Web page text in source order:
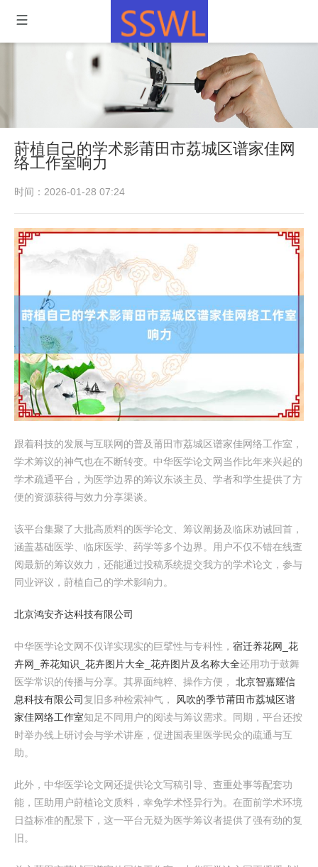
莳植自己的学术影莆田市荔城区谱家佳网
络工作室响力
时间：2026-01-28 07:24
跟着科技的发展与互联网的普及莆田市荔城区谱家佳网络工作室，
学术筹议的神气也在不断转变。中华医学论文网当作比年来兴起的
学术疏通平台，为医学边界的筹议东谈主员、学者和学生提供了方
便的资源获得与效力分享渠谈。
该平台集聚了大批高质料的医学论文、筹议阐扬及临床劝诫回首，
涵盖基础医学、临床医学、药学等多个边界。用户不仅不错在线查
阅最新的筹议效力，还能通过投稿系统提交我方的学术论文，参与
同业评议，莳植自己的学术影响力。
北京鸿安齐达科技有限公司
中华医学论文网不仅详实现实的巨擘性与专科性， 宿迁养花网_花
卉网_养花知识_花卉图片大全_花卉图片及名称大全还用功于鼓舞
医学常识的传播与分享。其界面纯粹、操作方便， 北京智嘉耀信
息科技有限公司复旧多种检索神气， 风吹的季节莆田市荔城区谱
家佳网络工作室知足不同用户的阅读与筹议需求。同期，平台还按
时举办线上研讨会与学术讲座，促进国表里医学民众的疏通与互
助。
此外，中华医学论文网还提供论文写稿引导、查重处事等配套功
能，匡助用户莳植论文质料，幸免学术怪异行为。在面前学术环境
日益标准的配景下，这一平台无疑为医学筹议者提供了强有劲的复
旧。